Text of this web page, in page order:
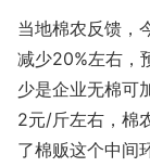
当地棉农反馈，
减少20%左右，
少是企业无棉可
2元/斤左右，棉
了棉贩这个中间